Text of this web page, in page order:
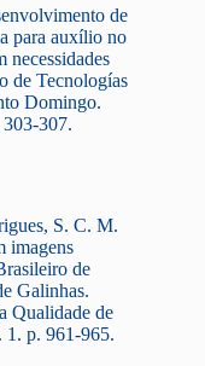
de
para auxílio no
necessidades
de Tecnologías
Domingo.
307.
S. C. M.
imagens
de
Galinhas.
Qualidade de
1. p. 961-965.